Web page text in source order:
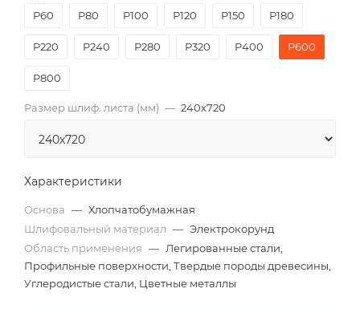
P60
P80 P100 P120 P150 P180
P220 P240 P280 P320 P400 P600
P800
Размер шлиф. листа (мм) — 240х720
Характеристики
Основа — Хлопчатобумажная
Шлифовальный материал — Электрокорунд
Область применения — Легированные стали,
Профильные поверхности, Твердые породы древесины,
Углеродистые стали, Цветные металлы